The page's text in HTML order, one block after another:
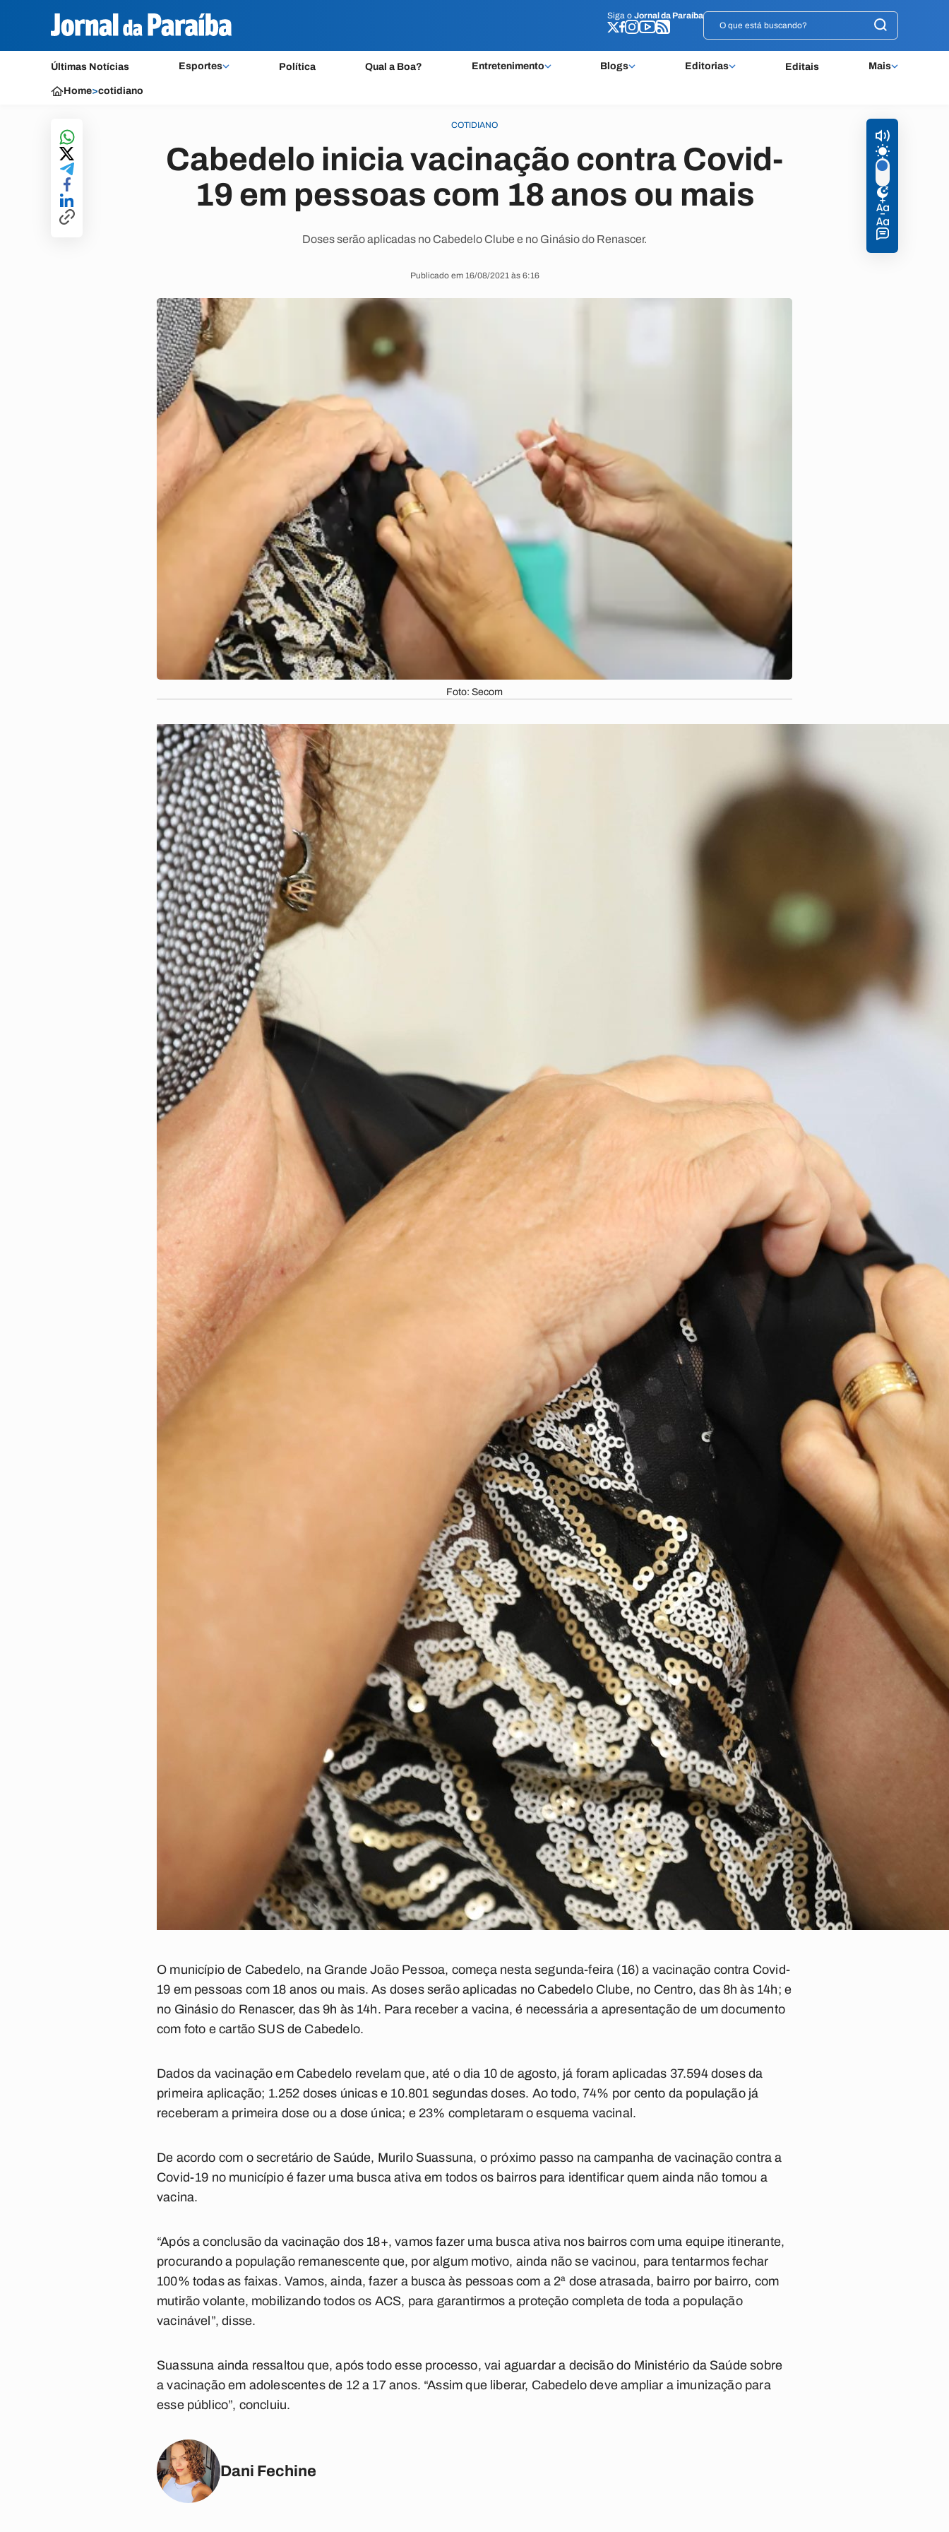
Siga o Jornal da Paraíba
Últimas Notícias Esportes Política Qual a Boa? Entretenimento Blogs Editorias Editais Mais
Siga o Jornal da Paraíba
Home>cotidiano
COTIDIANO
Cabedelo inicia vacinação contra Covid-
19 em pessoas com 18 anos ou mais
Doses serão aplicadas no Cabedelo Clube e no Ginásio do Renascer.
Publicado em 16/08/2021 às 6:16
Foto: Secom
O município de Cabedelo, na Grande João Pessoa, começa nesta segunda-feira (16) a vacinação contra Covid-
19 em pessoas com 18 anos ou mais. As doses serão aplicadas no Cabedelo Clube, no Centro, das 8h às 14h; e
no Ginásio do Renascer, das 9h às 14h. Para receber a vacina, é necessária a apresentação de um documento
com foto e cartão SUS de Cabedelo.
Dados da vacinação em Cabedelo revelam que, até o dia 10 de agosto, já foram aplicadas 37.594 doses da
primeira aplicação; 1.252 doses únicas e 10.801 segundas doses. Ao todo, 74% por cento da população já
receberam a primeira dose ou a dose única; e 23% completaram o esquema vacinal.
De acordo com o secretário de Saúde, Murilo Suassuna, o próximo passo na campanha de vacinação contra a
Covid-19 no município é fazer uma busca ativa em todos os bairros para identificar quem ainda não tomou a
vacina.
“Após a conclusão da vacinação dos 18+, vamos fazer uma busca ativa nos bairros com uma equipe itinerante,
procurando a população remanescente que, por algum motivo, ainda não se vacinou, para tentarmos fechar
100% todas as faixas. Vamos, ainda, fazer a busca às pessoas com a 2ª dose atrasada, bairro por bairro, com
mutirão volante, mobilizando todos os ACS, para garantirmos a proteção completa de toda a população
vacinável”, disse.
Suassuna ainda ressaltou que, após todo esse processo, vai aguardar a decisão do Ministério da Saúde sobre
a vacinação em adolescentes de 12 a 17 anos. “Assim que liberar, Cabedelo deve ampliar a imunização para
esse público”, concluiu.
Dani Fechine